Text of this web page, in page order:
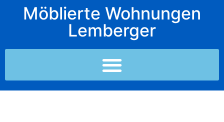
Möblierte Wohnungen
Lemberger